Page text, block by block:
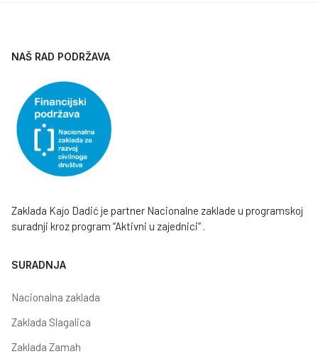
NAŠ RAD PODRŽAVA
Zaklada Kajo Dadić je partner Nacionalne zaklade u programskoj
suradnji kroz program “Aktivni u zajednici” .
SURADNJA
Nacionalna zaklada
Zaklada Slagalica
Zaklada Zamah